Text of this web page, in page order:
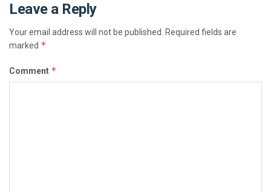
Leave a Reply
Your email address will not be published. Required fields are
marked *
Comment *